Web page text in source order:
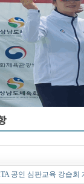
공인 심판교육 강습회